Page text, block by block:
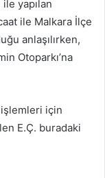
yapılan
ile Malkara İlçe
anlaşılırken,
Otoparkı’na
için
E.Ç. buradaki